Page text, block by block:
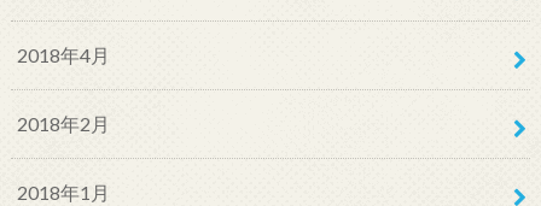
2018年4月
2018年2月
2018年1月